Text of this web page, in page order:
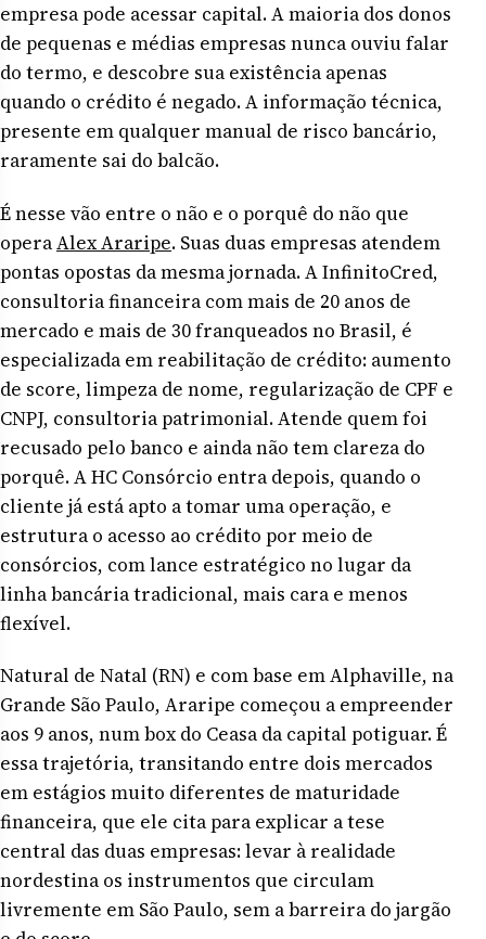
empresa pode acessar capital. A maioria dos donos
de pequenas e médias empresas nunca ouviu falar
do termo, e descobre sua existência apenas
quando o crédito é negado. A informação técnica,
presente em qualquer manual de risco bancário,
raramente sai do balcão.
É nesse vão entre o não e o porquê do não que
operaAlex Araripe. Suas duas empresas atendem
pontas opostas da mesma jornada. A InfinitoCred,
consultoria financeira com mais de 20 anos de
mercado e mais de 30 franqueados no Brasil, é
especializada em reabilitação de crédito: aumento
de score, limpeza de nome, regularização de CPF e
CNPJ, consultoria patrimonial. Atende quem foi
recusado pelo banco e ainda não tem clareza do
porquê. A HC Consórcio entra depois, quando o
cliente já está apto a tomar uma operação, e
estrutura o acesso ao crédito por meio de
consórcios, com lance estratégico no lugar da
linha bancária tradicional, mais cara e menos
flexível.
Natural de Natal (RN) e com base em Alphaville, na
Grande São Paulo, Araripe começou a empreender
aos 9 anos, num box do Ceasa da capital potiguar. É
essa trajetória, transitando entre dois mercados
em estágios muito diferentes de maturidade
financeira, que ele cita para explicar a tese
central das duas empresas: levar à realidade
nordestina os instrumentos que circulam
livremente em São Paulo, sem a barreira do jargão